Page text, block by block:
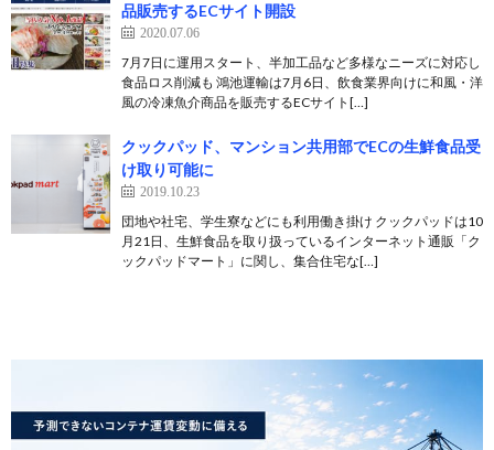
品販売するECサイト開設
2020.07.06
7月7日に運用スタート、半加工品など多様なニーズに対応し
食品ロス削減も 鴻池運輸は7月6日、飲食業界向けに和風・洋
風の冷凍魚介商品を販売するECサイト[…]
クックパッド、マンション共用部でECの生鮮食品受
け取り可能に
2019.10.23
団地や社宅、学生寮などにも利用働き掛け クックパッドは10
月21日、生鮮食品を取り扱っているインターネット通販「ク
ックパッドマート」に関し、集合住宅な[…]